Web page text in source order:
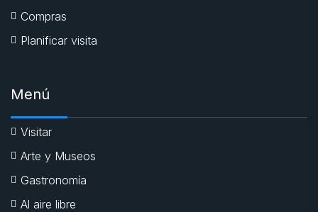
Compras
Planificar visita
Menú
Visitar
Arte y Museos
Gastronomía
Al aire libre